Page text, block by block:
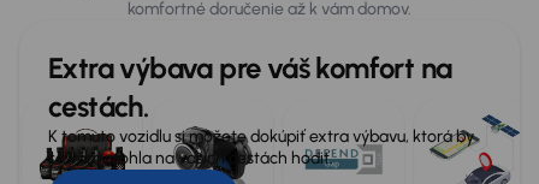
Alarm
Asistent jazdy v pruhu
Asistent rozjazdu do kopca
komfortné doručenie až k vám domov.
Extra výbava pre váš komfort na
cestách.
K tomuto vozidlu si môžete dokúpiť extra výbavu, ktorá by
sa vám mohla na vašich cestách hodiť.